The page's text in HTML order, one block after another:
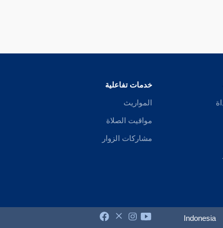
خدمات تفاعلية
المواريث
مواقيت الصلاة
مشاركات الزوار
Indonesia